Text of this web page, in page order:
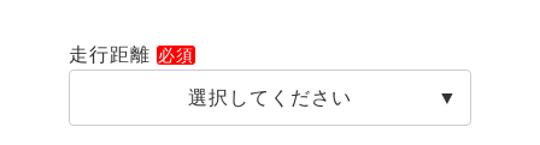
走行距離
選択してください